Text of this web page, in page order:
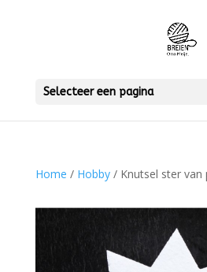
Selecteer een pagina
Home / Hobby/ Knutsel ster van